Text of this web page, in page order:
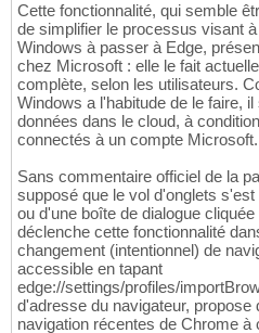
Cette fonctionnalité, qui semble
de simplifier le processus visant
Windows à passer à Edge,
chez Microsoft : elle le fait
complète, selon les utilisateurs.
Windows a l'habitude de le faire,
données dans le cloud, à
connectés à un compte Microsoft.
Sans commentaire officiel de la
supposé que le vol d'onglets
ou d'une boîte de dialogue
déclenche cette fonctionnalité
changement (intentionnel) de
accessible en tapant
edge://settings/profiles/
d'adresse du navigateur,
navigation récentes de Chrome